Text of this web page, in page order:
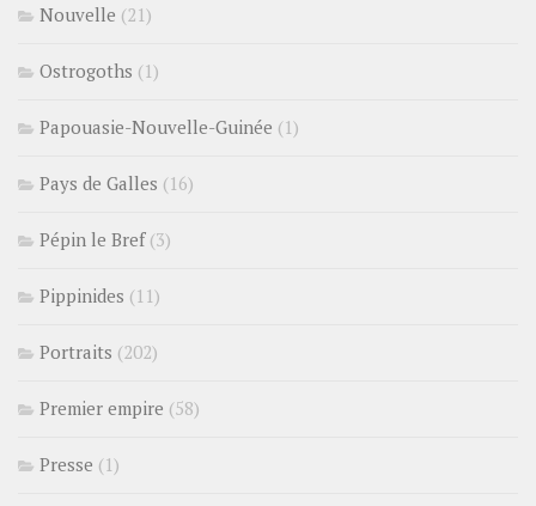
Nouvelle (21)
Ostrogoths (1)
Papouasie-Nouvelle-Guinée (1)
Pays de Galles (16)
Pépin le Bref(3)
Pippinides (11)
Portraits (202)
Premier empire (58)
Presse (1)